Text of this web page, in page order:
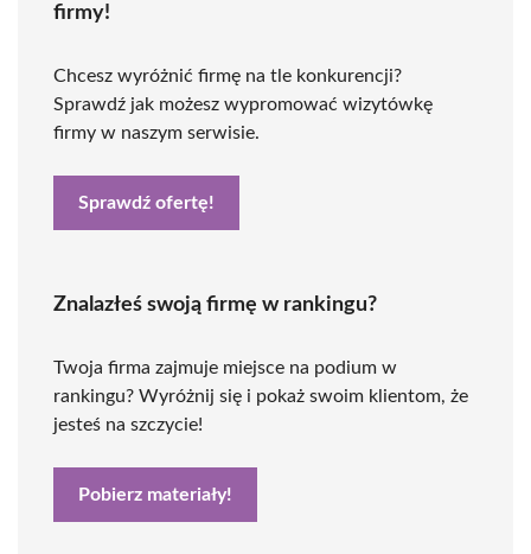
firmy!
Chcesz wyróżnić firmę na tle konkurencji?
Sprawdź jak możesz wypromować wizytówkę
firmy w naszym serwisie.
Sprawdź ofertę!
Znalazłeś swoją firmę w rankingu?
Twoja firma zajmuje miejsce na podium w
rankingu? Wyróżnij się i pokaż swoim klientom, że
jesteś na szczycie!
Pobierz materiały!